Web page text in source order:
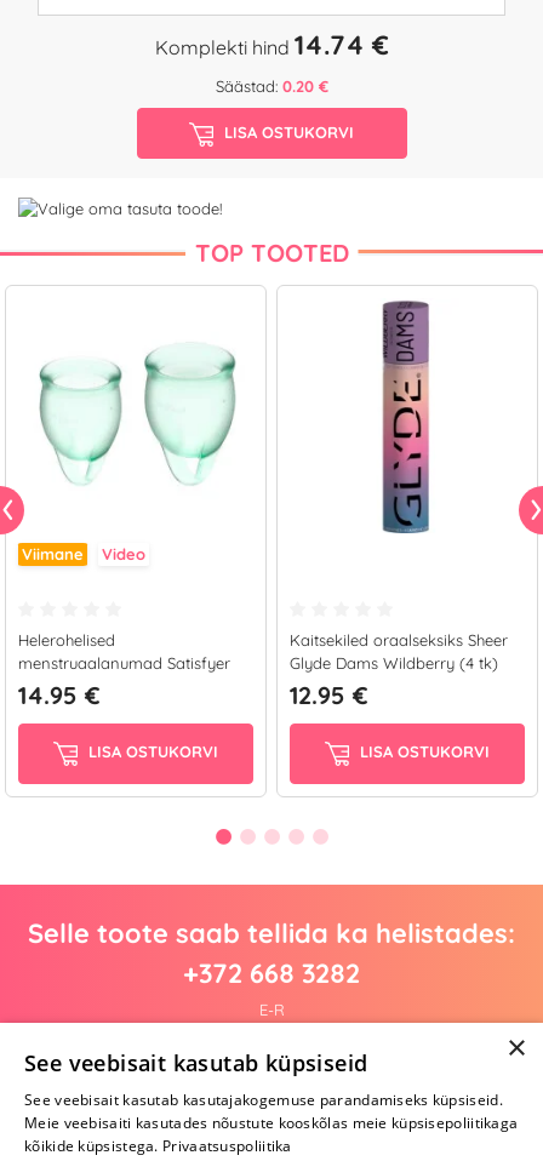
Komplekti hind 14.74 €
Säästad: 0.20 €
LISA OSTUKORVI
TOP TOOTED
Viimane Video
Helerohelised
menstruaalanumad Satisfyer
Feel Confident...
14.95 €
LISA OSTUKORVI
Kaitsekiled oraalseksiks Sheer
Glyde Dams Wildberry (4 tk)
12.95 €
LISA OSTUKORVI
Selle toote saab tellida ka helistades:
+372 668 3282
E-R
Arvustusi veel pole
Ole esimene!
×
See veebisait kasutab küpsiseid
See veebisait kasutab kasutajakogemuse parandamiseks küpsiseid.
Meie veebisaiti kasutades nõustute kooskõlas meie küpsisepoliitikaga
kõikide küpsistega. Privaatsuspoliitika